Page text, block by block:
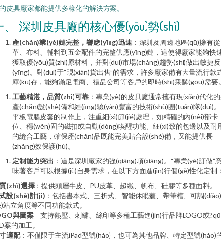
皮具廠家都能提供多樣化的解決方案。
、 深圳皮具廠的核心優(yōu)勢(shì)
產(chǎn)業(yè)鏈完整，響應(yīng)迅速 ：深圳及周邊地區(qū)擁有
革、布料、輔料到五金配件的完整供應(yīng)鏈，這使得廠家能夠快
獲取優(yōu)質(zhì)原材料，并對(duì)市場(chǎng)趨勢(shì)做出敏捷
(yīng)。對(duì)于“現(xiàn)貨出售”的需求，許多廠家備有大量流行款
庫(kù)存，能夠滿足電商、禮品公司等客戶的即時(shí)采購(gòu)需要
工藝精湛，品質(zhì)可靠 ：專業(yè)的皮具廠通常擁有現(xiàn)代化
產(chǎn)設(shè)備和經(jīng)驗(yàn)豐富的技術(shù)團(tuán)隊(duì)
平板電腦皮套的制作上，注重細(xì)節(jié)處理，如精確的內(nèi)部卡
位、穩(wěn)固的磁扣或自動(dòng)喚醒功能、細(xì)致的包邊以及耐
的縫合工藝，確保產(chǎn)品既能完美貼合設(shè)備，又能提供長
(zhǎng)效保護(hù)。
定制能力突出 ：這是深圳廠家的強(qiáng)項(xiàng)。“專業(yè)訂做”
味著客戶可以根據(jù)自身需求，在以下方面進(jìn)行個(gè)性化定制
(zhì)選擇 ：提供頭層牛皮、PU皮革、超纖、帆布、硅膠等多種面料。
設(shè)計(jì) ：包括書本式、三折式、智能休眠蓋、帶筆槽、可調
站立角度等不同功能款式。
與圖案 ：支持熱壓、刺繡、絲印等多種工藝進(jìn)行品牌LOGO或
案的加工。
適配：不僅限于主流iPad型號(hào)，也可為其他品牌、特定型號(hào)